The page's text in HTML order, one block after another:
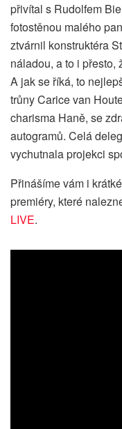
přivítal s Rudolfem
fotostěnou malého
ztvárnil konstruktéra
náladou, a to i přesto,
A jak se říká, to
trůny Carice van
charisma Haně, se
autogramů. Celá
vychutnala projekci
Přinášíme vám i
premiéry, které
LIVE.